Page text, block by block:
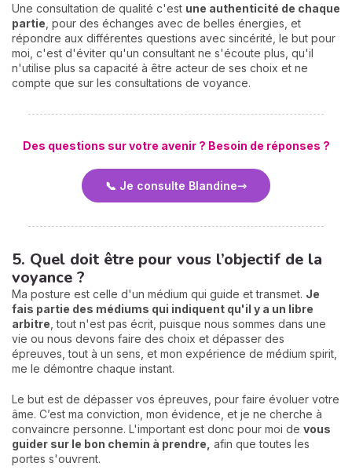
Une consultation de qualité c'est une authenticité de chaque
partie , pour des échanges avec de belles énergies, et
répondre aux différentes questions avec sincérité, le but pour
moi, c'est d'éviter qu'un consultant ne s'écoute plus, qu'il
n'utilise plus sa capacité à être acteur de ses choix et ne
compte que sur les consultations de voyance.
Des questions sur votre avenir ? Besoin de réponses ?
📞 Je consulte Blandine
5. Quel doit être pour vous l’objectif de la
voyance ?
Ma posture est celle d'un médium qui guide et transmet. Je
fais partie des médiums qui indiquent qu'il y a un libre
arbitre , tout n'est pas écrit, puisque nous sommes dans une
vie ou nous devons faire des choix et dépasser des
épreuves, tout à un sens, et mon expérience de médium spirit,
me le démontre chaque instant.
Le but est de dépasser vos épreuves, pour faire évoluer votre
âme. C’est ma conviction, mon évidence, et je ne cherche à
convaincre personne. L'important est donc pour moi de vous
guider sur le bon chemin à prendre, afin que toutes les
portes s'ouvrent.